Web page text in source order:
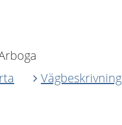
Vägbeskrivning